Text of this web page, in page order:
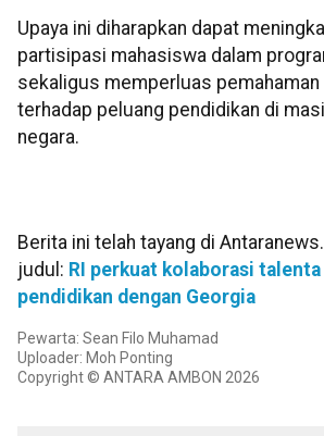
Upaya ini diharapkan dapat
partisipasi mahasiswa dalam
sekaligus memperluas
terhadap peluang pendidikan di
negara.
Berita ini telah tayang di
judul: RI perkuat kolaborasi
pendidikan dengan Georgia
Pewarta: Sean Filo Muhamad
Uploader: Moh Ponting
Copyright © ANTARA AMBON 2026